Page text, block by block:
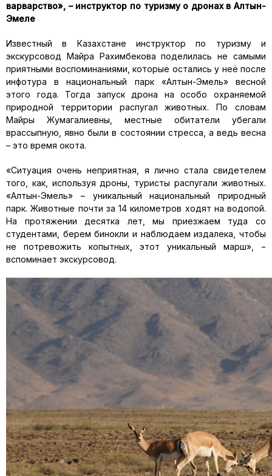
варварство», – инструктор по туризму о дронах в Алтын-
Эмеле
Известный в Казахстане инструктор по туризму и
экскурсовод Майра Рахимбекова поделилась не самыми
приятными воспоминаниями, которые остались у неё после
инфотура в национальный парк «Алтын-Эмель» весной
этого года. Тогда запуск дрона на особо охраняемой
природной территории распугал животных. По словам
Майры Жумагалиевны, местные обитатели убегали
врассыпную, явно были в состоянии стресса, а ведь весна
– это время окота.
«Ситуация очень неприятная, я лично стала свидетелем
того, как, используя дроны, туристы распугали животных.
«Алтын-Эмель» – уникальный национальный природный
парк. Животные почти за 14 километров ходят на водопой.
На протяжении десятка лет, мы приезжаем туда со
студентами, берем бинокли и наблюдаем издалека, чтобы
не потревожить копытных, этот уникальный марш», −
вспоминает экскурсовод.